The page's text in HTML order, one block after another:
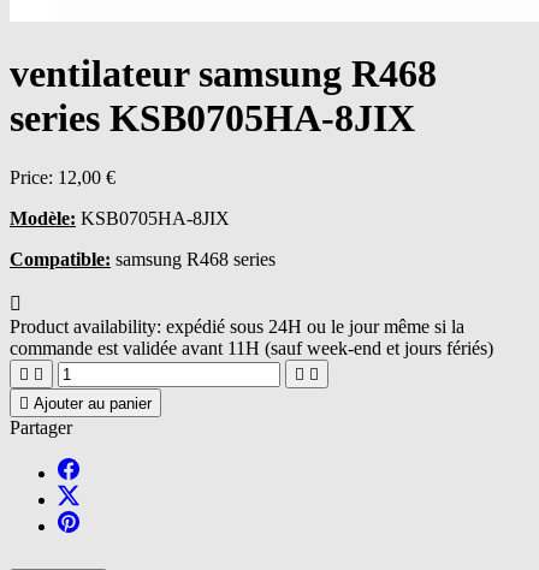
ventilateur samsung R468
series KSB0705HA-8JIX
Price: 12,00 €
Modèle: KSB0705HA-8JIX
Compatible: samsung R468 series

Product availability: expédié sous 24H ou le jour même si la
commande est validée avant 11H (sauf week-end et jours fériés)
   
 Ajouter au panier
Partager